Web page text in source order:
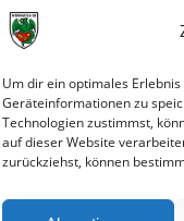
Um dir ein optimales
Geräteinformationen zu
Technologien zustimmst,
auf dieser Website
zurückziehst, können